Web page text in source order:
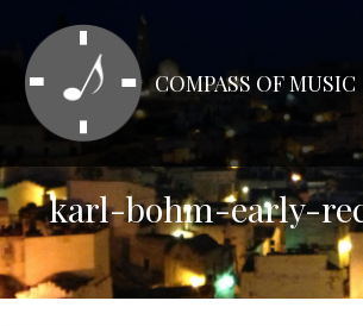
テ
ン
ツ
ス
キ
ッ
プ
COMPASS OF MUSIC
karl-bohm-early-